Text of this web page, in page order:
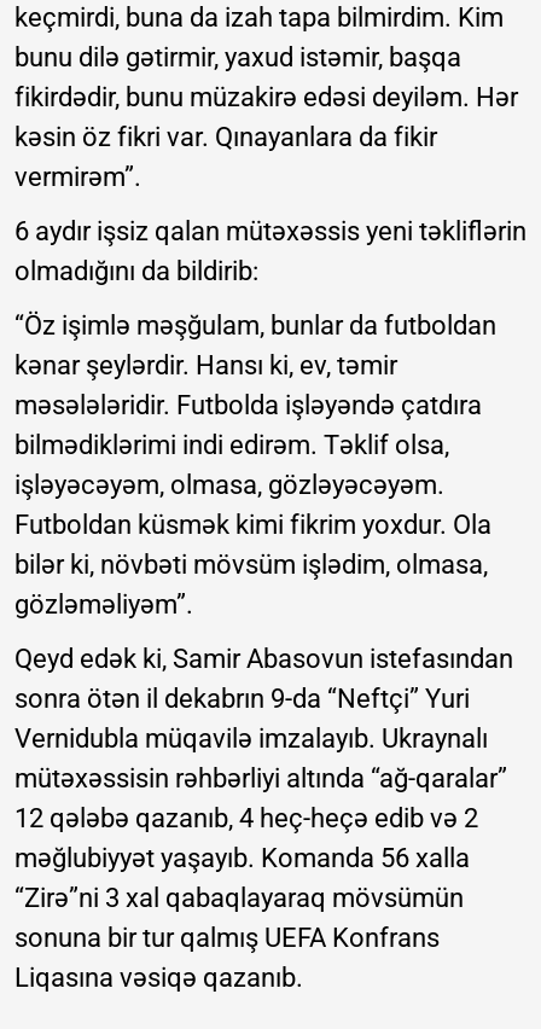
keçmirdi, buna da izah tapa bilmirdim. Kim
bunu dilə gətirmir, yaxud istəmir, başqa
fikirdədir, bunu müzakirə edəsi deyiləm. Hər
kəsin öz fikri var. Qınayanlara da fikir
vermirəm”.
6 aydır işsiz qalan mütəxəssis yeni təkliflərin
olmadığını da bildirib:
“Öz işimlə məşğulam, bunlar da futboldan
kənar şeylərdir. Hansı ki, ev, təmir
məsələləridir. Futbolda işləyəndə çatdıra
bilmədiklərimi indi edirəm. Təklif olsa,
işləyəcəyəm, olmasa, gözləyəcəyəm.
Futboldan küsmək kimi fikrim yoxdur. Ola
bilər ki, növbəti mövsüm işlədim, olmasa,
gözləməliyəm”.
Qeyd edək ki, Samir Abasovun istefasından
sonra ötən il dekabrın 9-da “Neftçi” Yuri
Vernidubla müqavilə imzalayıb. Ukraynalı
mütəxəssisin rəhbərliyi altında “ağ-qaralar”
12 qələbə qazanıb, 4 heç-heçə edib və 2
məğlubiyyət yaşayıb. Komanda 56 xalla
“Zirə”ni 3 xal qabaqlayaraq mövsümün
sonuna bir tur qalmış UEFA Konfrans
Liqasına vəsiqə qazanıb.